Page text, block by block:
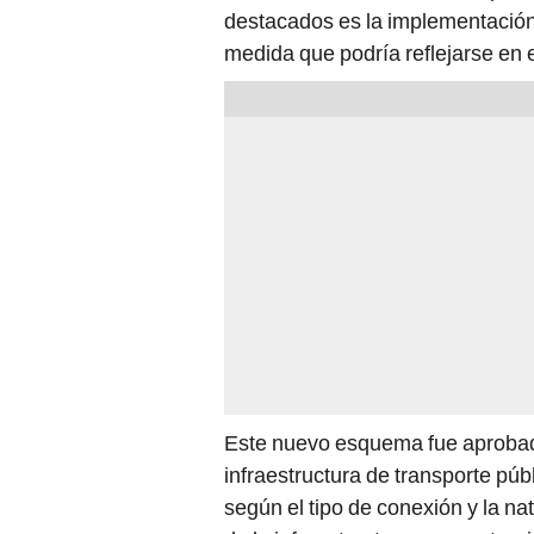
destacados es la
medida que podría reflejarse en
Este nuevo esquema fue
infraestructura de transporte
según el tipo de conexión y la